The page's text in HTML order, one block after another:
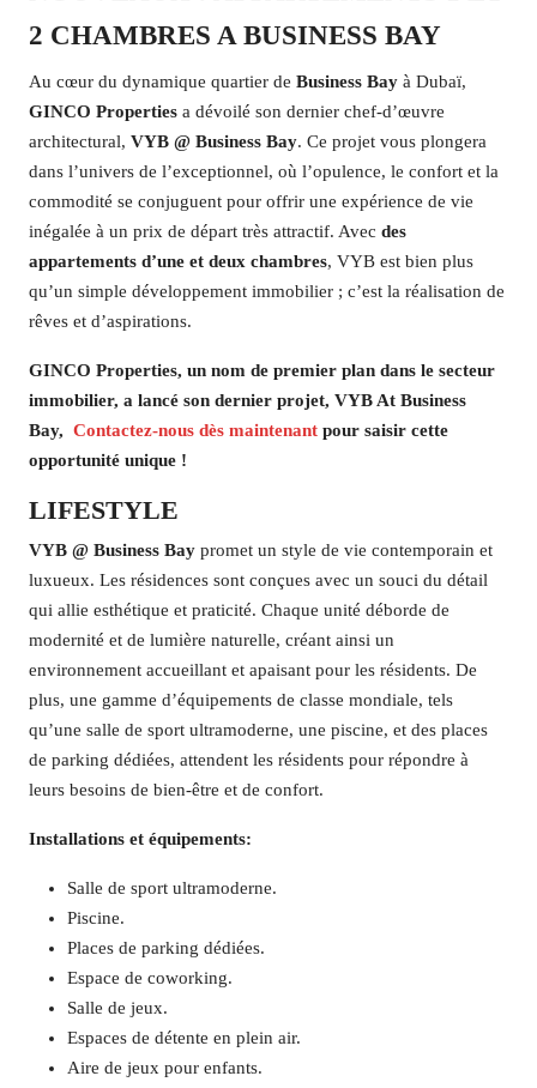
2 CHAMBRES A BUSINESS BAY
Au cœur du dynamique quartier de Business Bay à Dubaï,
GINCO Properties a dévoilé son dernier chef-d’œuvre
architectural, VYB @ Business Bay. Ce projet vous plongera
dans l’univers de l’exceptionnel, où l’opulence, le confort et la
commodité se conjuguent pour offrir une expérience de vie
inégalée à un prix de départ très attractif. Avec des
appartements d’une et deux chambres, VYB est bien plus
qu’un simple développement immobilier ; c’est la réalisation de
rêves et d’aspirations.
GINCO Properties, un nom de premier plan dans le secteur
immobilier, a lancé son dernier projet, VYB At Business
Bay, Contactez-nous dès maintenant pour saisir cette
opportunité unique !
LIFESTYLE
VYB @ Business Bay promet un style de vie contemporain et
luxueux. Les résidences sont conçues avec un souci du détail
qui allie esthétique et praticité. Chaque unité déborde de
modernité et de lumière naturelle, créant ainsi un
environnement accueillant et apaisant pour les résidents. De
plus, une gamme d’équipements de classe mondiale, tels
qu’une salle de sport ultramoderne, une piscine, et des places
de parking dédiées, attendent les résidents pour répondre à
leurs besoins de bien-être et de confort.
Installations et équipements:
Salle de sport ultramoderne.
Piscine.
Places de parking dédiées.
Espace de coworking.
Salle de jeux.
Espaces de détente en plein air.
Aire de jeux pour enfants.